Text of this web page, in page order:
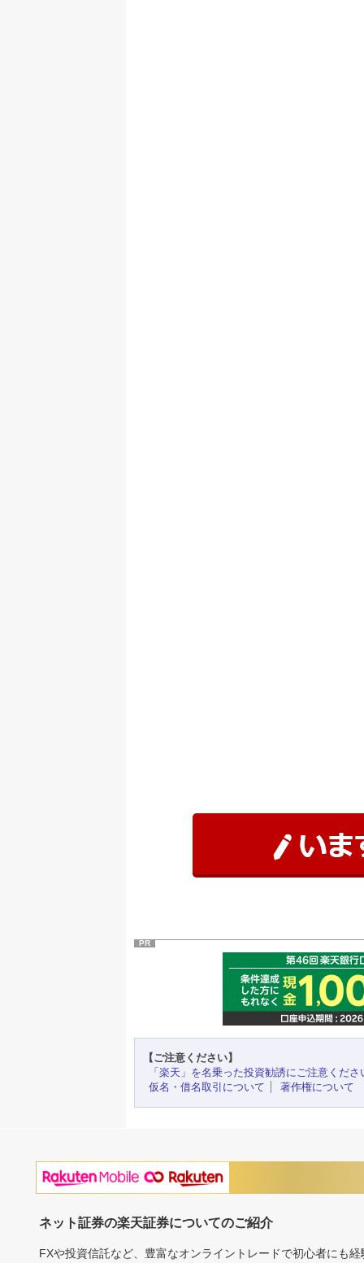
PR
【ご注意ください】
「楽天」を名乗った投資勧誘にご注意くださ
仮名・借名取引について
著作権について
ネット証券の楽天証券についてのご紹介
FXや投資信託など、豊富なオンライントレードで初心者にも